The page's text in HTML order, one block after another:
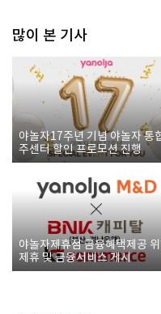
많이 본 기사
야놀자17주년 기념 야놀자 통
주센터 할인 프로모션 진행
야놀자제휴점 금융혜택제공
제휴 및 금융서비스 게시